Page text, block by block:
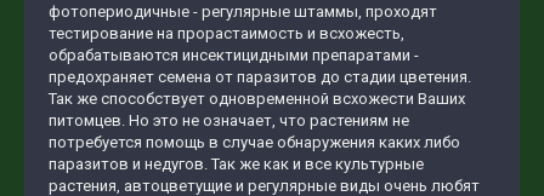
фотопериодичные - регулярные штаммы, проходят
тестирование на прорастаимость и всхожесть,
обрабатываются инсектицидными препаратами -
предохраняет семена от паразитов до стадии цветения.
Так же способствует одновременной всхожести Ваших
питомцев. Но это не означает, что растениям не
потребуется помощь в случае обнаружения каких либо
паразитов и недугов. Так же как и все культурные
растения, автоцветущие и регулярные виды очень любят